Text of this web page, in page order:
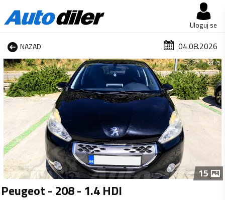
Uloguj se
NAZAD 04.08.2026
1 od 15
15
Peugeot - 208 - 1.4 HDI